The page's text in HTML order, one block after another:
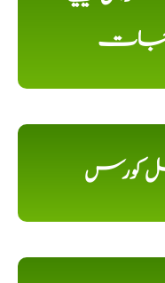
جات
کورس